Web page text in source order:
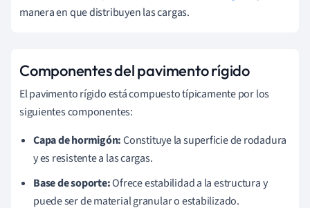
manera en que distribuyen las cargas.
Componentes del pavimento rígido
El pavimento rígido está compuesto típicamente por los
siguientes componentes:
Capa de hormigón:Constituye la superficie de rodadura
y es resistente a las cargas.
Base de soporte:Ofrece estabilidad a la estructura y
puede ser de material granular o estabilizado.